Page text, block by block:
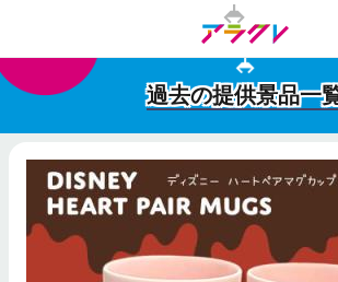
過去の提供景品一